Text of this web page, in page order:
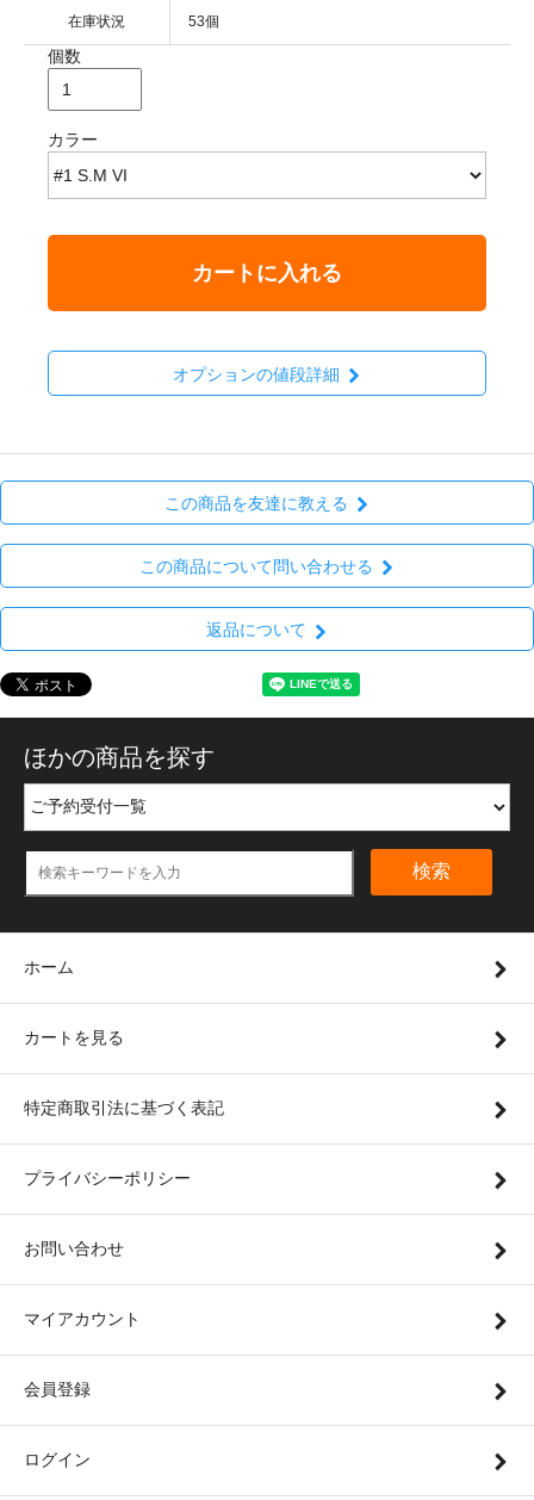
在庫状況 53個
個数
カラー
カートに入れる
オプションの値段詳細
この商品を友達に教える
この商品について問い合わせる
返品について
ほかの商品を探す
検索
ホーム
カートを見る
特定商取引法に基づく表記
プライバシーポリシー
お問い合わせ
マイアカウント
会員登録
ログイン